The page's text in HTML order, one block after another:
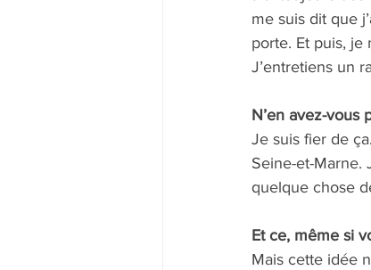
me suis dit que
porte. Et puis, je
J’entretiens un
N’en avez-vous
Je suis fier de
Seine-et-Marne.
quelque chose
Et ce, même si
Mais cette idée